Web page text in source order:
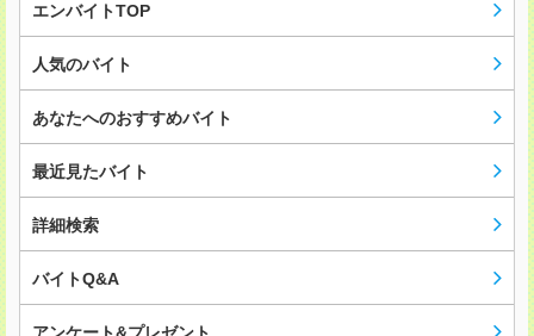
エンバイトTOP
人気のバイト
あなたへのおすすめバイト
最近見たバイト
詳細検索
バイトQ&A